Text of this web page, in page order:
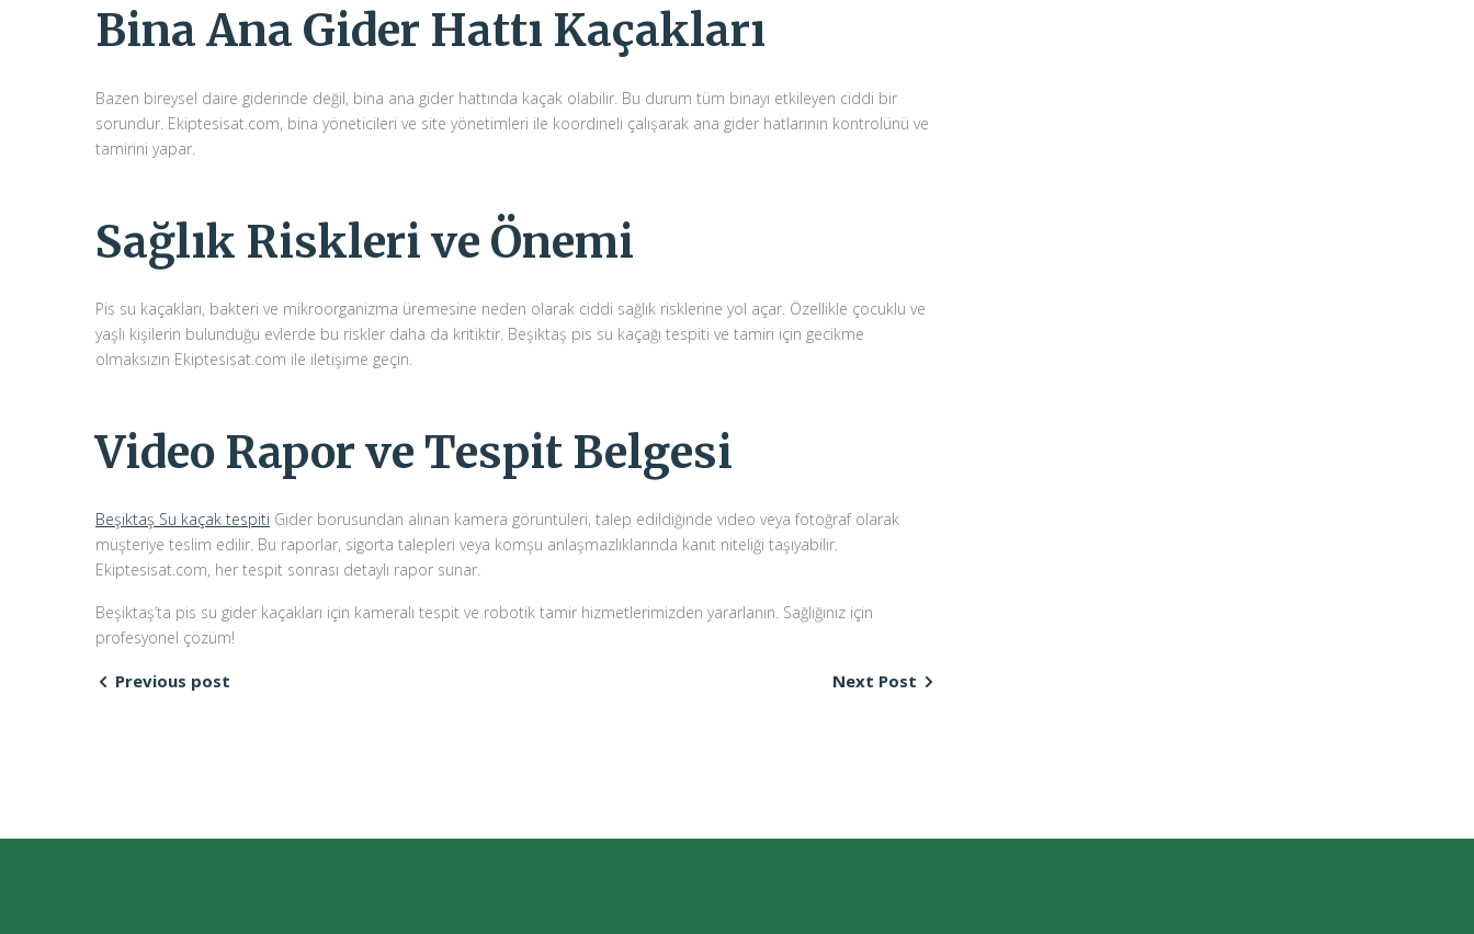
Bina Ana Gider Hattı Kaçakları
Bazen bireysel daire giderinde değil, bina ana gider hattında kaçak olabilir. Bu durum tüm binayı etkileyen ciddi bir
sorundur. Ekiptesisat.com, bina yöneticileri ve site yönetimleri ile koordineli çalışarak ana gider hatlarının kontrolünü ve
tamirini yapar.
Sağlık Riskleri ve Önemi
Pis su kaçakları, bakteri ve mikroorganizma üremesine neden olarak ciddi sağlık risklerine yol açar. Özellikle çocuklu ve
yaşlı kişilerin bulunduğu evlerde bu riskler daha da kritiktir. Beşiktaş pis su kaçağı tespiti ve tamiri için gecikme
olmaksızın Ekiptesisat.com ile iletişime geçin.
Video Rapor ve Tespit Belgesi
Beşiktaş Su kaçak tespiti Gider borusundan alınan kamera görüntüleri, talep edildiğinde video veya fotoğraf olarak
müşteriye teslim edilir. Bu raporlar, sigorta talepleri veya komşu anlaşmazlıklarında kanıt niteliği taşıyabilir.
Ekiptesisat.com, her tespit sonrası detaylı rapor sunar.
Beşiktaş’ta pis su gider kaçakları için kameralı tespit ve robotik tamir hizmetlerimizden yararlanın. Sağlığınız için
profesyonel çözüm!
Previous post Next Post